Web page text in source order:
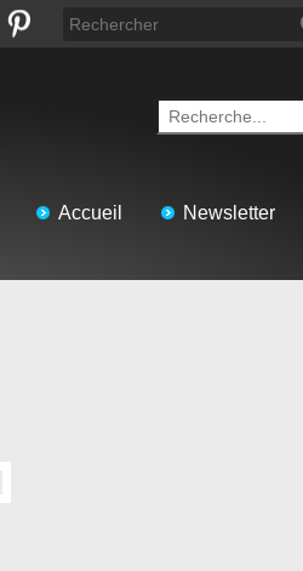
Accueil Newsletter